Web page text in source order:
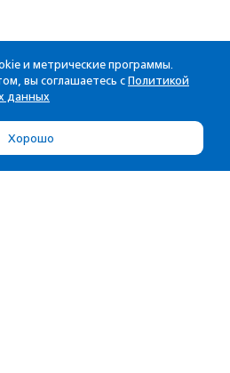
и метрические программы.
вы соглашаетесь с Политикой
данных
Хорошо